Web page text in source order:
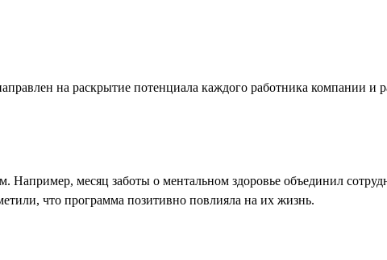
на раскрытие потенциала каждого работника компании и
Например, месяц заботы о ментальном здоровье объединил
что программа позитивно повлияла на их жизнь.